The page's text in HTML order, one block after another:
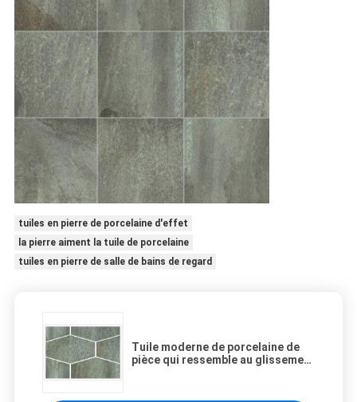
tuiles en pierre de porcelaine d'effet
la pierre aiment la tuile de porcelaine
tuiles en pierre de salle de bains de regard
Tuile moderne de porcelaine de
pièce qui ressemble au glissement